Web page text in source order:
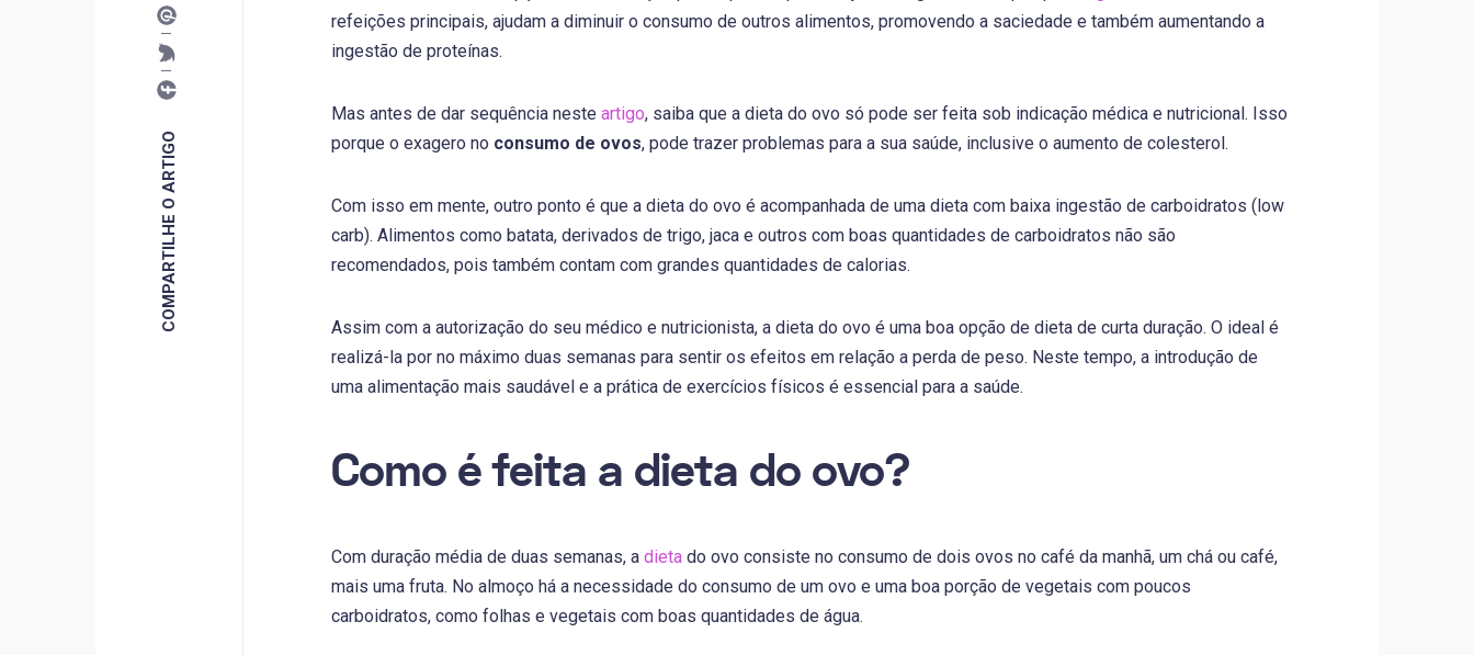
COMPARTILHE O ARTIGO
refeições principais, ajudam a diminuir o consumo de outros alimentos, promovendo a saciedade e também aumentando a
ingestão de proteínas.
Mas antes de dar sequência neste artigo, saiba que a dieta do ovo só pode ser feita sob indicação médica e nutricional. Isso
porque o exagero no consumo de ovos, pode trazer problemas para a sua saúde, inclusive o aumento de colesterol.
Com isso em mente, outro ponto é que a dieta do ovo é acompanhada de uma dieta com baixa ingestão de carboidratos (low
carb). Alimentos como batata, derivados de trigo, jaca e outros com boas quantidades de carboidratos não são
recomendados, pois também contam com grandes quantidades de calorias.
Assim com a autorização do seu médico e nutricionista, a dieta do ovo é uma boa opção de dieta de curta duração. O ideal é
realizá-la por no máximo duas semanas para sentir os efeitos em relação a perda de peso. Neste tempo, a introdução de
uma alimentação mais saudável e a prática de exercícios físicos é essencial para a saúde.
Como é feita a dieta do ovo?
Com duração média de duas semanas, a dietado ovo consiste no consumo de dois ovos no café da manhã, um chá ou café,
mais uma fruta. No almoço há a necessidade do consumo de um ovo e uma boa porção de vegetais com poucos
carboidratos, como folhas e vegetais com boas quantidades de água.